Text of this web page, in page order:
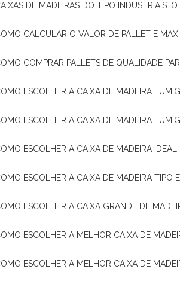
CAIXAS DE MADEIRAS DO TIPO INDUSTRIAIS:
COMO CALCULAR O VALOR DE PALLET E
COMO COMPRAR PALLETS DE QUALIDADE
COMO ESCOLHER A CAIXA DE MADEIRA
COMO ESCOLHER A CAIXA DE MADEIRA
COMO ESCOLHER A CAIXA DE MADEIRA
COMO ESCOLHER A CAIXA DE MADEIRA
COMO ESCOLHER A CAIXA GRANDE DE
COMO ESCOLHER A MELHOR CAIXA DE
COMO ESCOLHER A MELHOR CAIXA DE